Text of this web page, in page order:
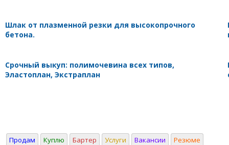
Шлак от плазменной резки для высокопрочного
бетона.
Срочный выкуп: полимочевина всех типов,
Эластоплан, Экстраплан
Продам Куплю Бартер Услуги Вакансии Резюме